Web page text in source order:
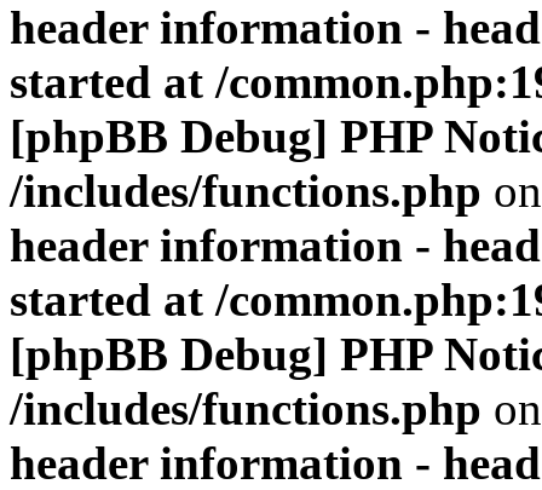
header information -
started at /
[phpBB Debug] PHP
/includes/functions.php
header information -
started at /
[phpBB Debug] PHP
/includes/functions.php
header information -